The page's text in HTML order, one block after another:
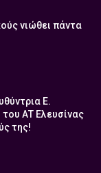
νιώθει πάντα
Ε.
ΑΤ Ελευσίνας
της!